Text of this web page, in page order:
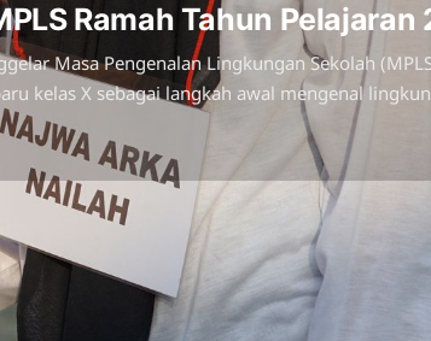
Ramah Tahun
Masa Pengenalan Lingkungan Sekolah
kelas X sebagai langkah awal mengenal